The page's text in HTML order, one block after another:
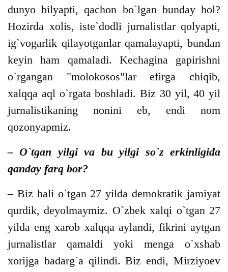
dunyo bilyapti, qachon bo`lgan bunday hol?
Hozirda xolis, iste`dodli jurnalistlar qolyapti,
ig`vogarlik qilayotganlar qamalayapti, bundan
keyin ham qamaladi. Kechagina gapirishni
o`rgangan "molokosos"lar efirga chiqib,
xalqqa aql o`rgata boshladi. Biz 30 yil, 40 yil
jurnalistikaning nonini eb, endi nom
qozonyapmiz.
– O`tgan yilgi va bu yilgi so`z erkinligida
qanday farq bor?
– Biz hali o`tgan 27 yilda demokratik jamiyat
qurdik, deyolmaymiz. O`zbek xalqi o`tgan 27
yilda eng xarob xalqqa aylandi, fikrini aytgan
jurnalistlar qamaldi yoki menga o`xshab
xorijga badarg`a qilindi. Biz endi, Mirziyoev